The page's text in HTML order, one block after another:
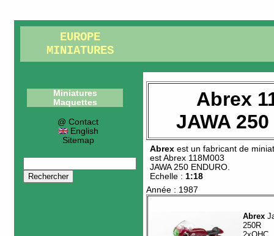
EUROPE
MINIATURES
Miniatures
Maquettes
@ Contact
English
Sitemap
Abrex
JAWA
Abrex est un fabricant de
estAbrex 118M003
JAWA 250 ENDURO
Echelle : 1:18
Année : 1987
Abrex
250R